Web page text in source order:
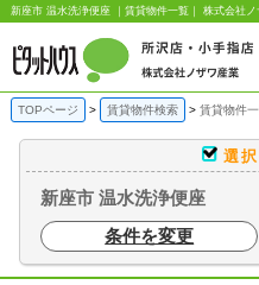
新座市 温水洗浄便座 ｜賃貸物件一覧｜ 株式会社ノ
TOPページ 賃貸物件検索 賃貸物件
選
新座市 温水洗浄便座
条件を変更